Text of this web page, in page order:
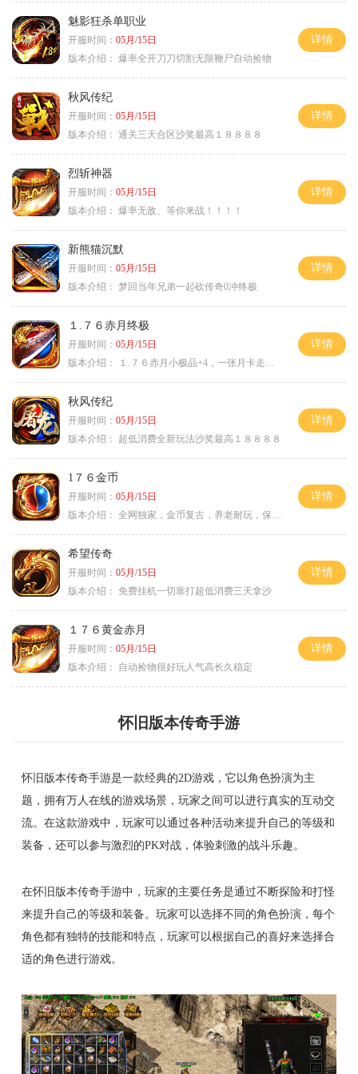
魅影狂杀单职业
开服时间： 05月/15日
版本介绍： 爆率全开刀刀切割无限鞭尸自动捡物
详情
秋风传纪
开服时间： 05月/15日
版本介绍： 通关三天合区沙奖最高１８８８８
详情
烈斩神器
开服时间： 05月/15日
版本介绍： 爆率无敌、等你来战！！！！
详情
新熊猫沉默
开服时间： 05月/15日
版本介绍： 梦回当年兄弟一起砍传奇0冲终极
详情
１.７６赤月终极
开服时间： 05月/15日
版本介绍：
１.７６赤月小极品+4，一张月卡走天涯c
详情
秋风传纪
开服时间： 05月/15日
版本介绍：
超低消费全新玩法沙奖最高１８８８８
详情
1７６金币
开服时间： 05月/15日
版本介绍： 全网独家，金币复古，养老耐玩，保底回収
详情
希望传奇
开服时间： 05月/15日
版本介绍： 免费挂机一切靠打超低消费三天拿沙
详情
１７６黄金赤月
开服时间： 05月/15日
版本介绍：
自动捡物很好玩人气高长久稳定
详情
怀旧版本传奇手游
怀旧版本传奇手游是一款经典的2D游戏，它以角色扮演为主
题，拥有万人在线的游戏场景，玩家之间可以进行真实的互动交
流。在这款游戏中，玩家可以通过各种活动来提升自己的等级和
装备，还可以参与激烈的PK对战，体验刺激的战斗乐趣。
在怀旧版本传奇手游中，玩家的主要任务是通过不断探险和打怪
来提升自己的等级和装备。玩家可以选择不同的角色扮演，每个
角色都有独特的技能和特点，玩家可以根据自己的喜好来选择合
适的角色进行游戏。